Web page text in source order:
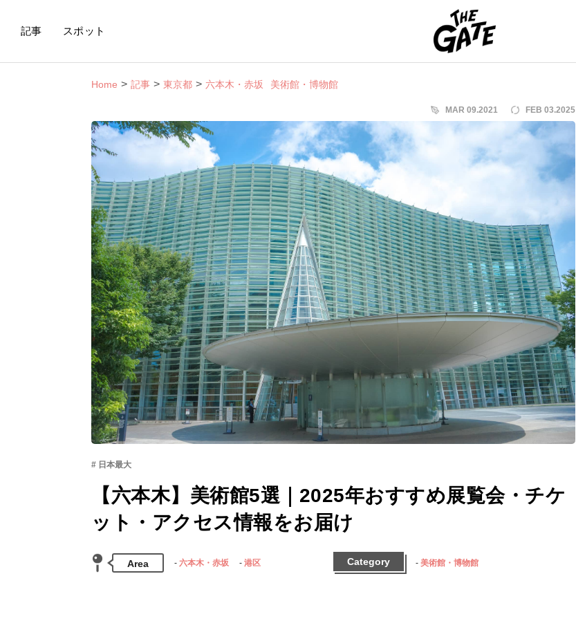
記事 スポット
Home 記事 東京都 六本木・赤坂 美術館・博物館
MAR 09.2021 FEB 03.2025
日本最大
【六本木】美術館5選｜2025年おすすめ展覧会・チケ
ット・アクセス情報をお届け
Area 六本木・赤坂 港区 Category 美術館・博物館